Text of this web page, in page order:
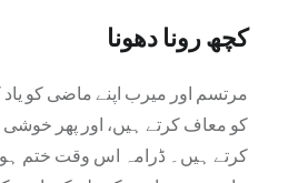
کچھ رونا دھونا
مرتسم اور میرب اپنے ماضی کو
کو معاف کرتے ہیں، اور پھر
کرتے ہیں۔ ڈرامہ اس وقت ختم